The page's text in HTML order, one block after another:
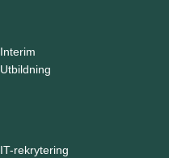
Interim
Utbildning
IT-rekrytering